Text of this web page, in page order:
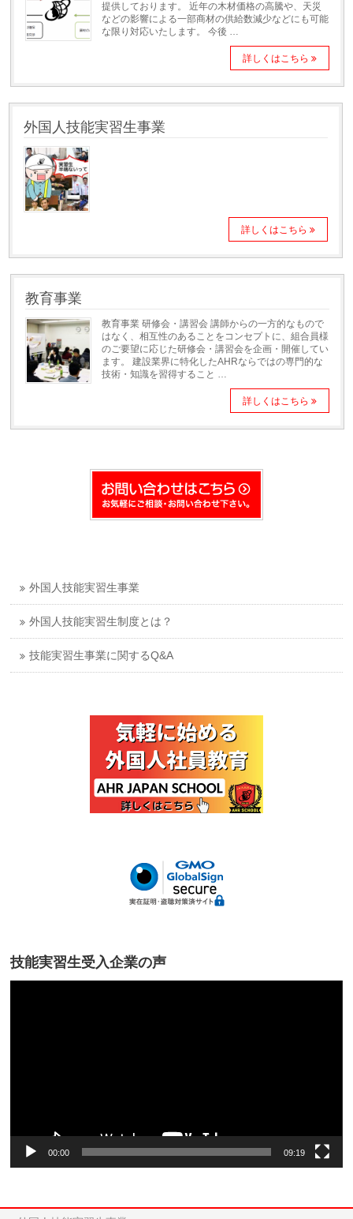
提供しております。 近年の木材価格の高騰や、天災
などの影響による一部商材の供給数減少などにも可能
な限り対応いたします。 今後 …
詳しくはこちら
外国人技能実習生事業
詳しくはこちら
教育事業
教育事業 研修会・講習会 講師からの一方的なもので
はなく、相互性のあることをコンセプトに、組合員様
のご要望に応じた研修会・講習会を企画・開催してい
ます。 建設業界に特化したAHRならではの専門的な
技術・知識を習得すること …
詳しくはこちら
外国人技能実習生事業
外国人技能実習生制度とは？
技能実習生事業に関するQ&A
技能実習生受入企業の声
00:00 09:19